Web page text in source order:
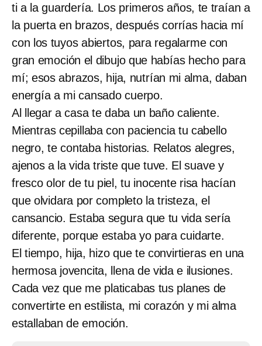
ti a la guardería. Los primeros años, te traían a
la puerta en brazos, después corrías hacia mí
con los tuyos abiertos, para regalarme con
gran emoción el dibujo que habías hecho para
mí; esos abrazos, hija, nutrían mi alma, daban
energía a mi cansado cuerpo.
Al llegar a casa te daba un baño caliente.
Mientras cepillaba con paciencia tu cabello
negro, te contaba historias. Relatos alegres,
ajenos a la vida triste que tuve. El suave y
fresco olor de tu piel, tu inocente risa hacían
que olvidara por completo la tristeza, el
cansancio. Estaba segura que tu vida sería
diferente, porque estaba yo para cuidarte.
El tiempo, hija, hizo que te convirtieras en una
hermosa jovencita, llena de vida e ilusiones.
Cada vez que me platicabas tus planes de
convertirte en estilista, mi corazón y mi alma
estallaban de emoción.